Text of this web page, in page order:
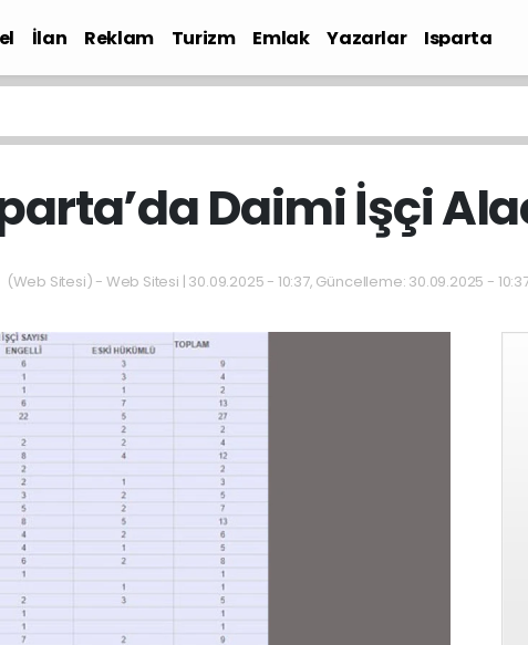
İlan Reklam Turizm Emlak Yazarlar
Isparta
Daimi İşçi
(Web Sitesi) - Web Sitesi | 30.09.2025 - 10:37, Güncelleme: 30.09.2025 -